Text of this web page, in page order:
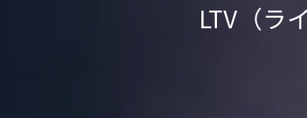
LTV（ラ